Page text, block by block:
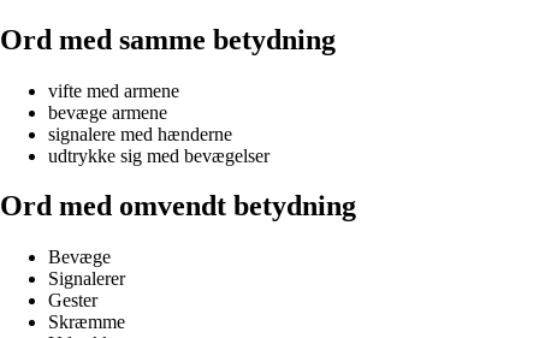
Ord med samme betydning
vifte med armene
bevæge armene
signalere med hænderne
udtrykke sig med bevægelser
Ord med omvendt betydning
Bevæge
Signalerer
Gester
Skræmme